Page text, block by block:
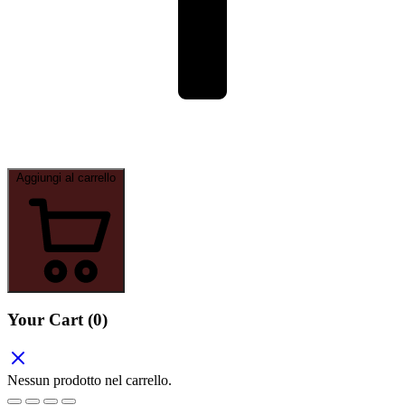
Aggiungi al carrello
Your Cart (0)
Nessun prodotto nel carrello.